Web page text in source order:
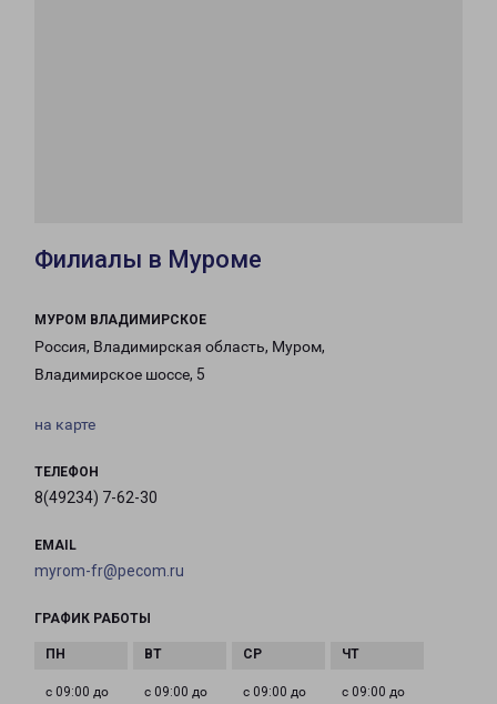
Филиалы в Муроме
МУРОМ ВЛАДИМИРСКОЕ
Россия, Владимирская область, Муром,
Владимирское шоссе, 5
на карте
ТЕЛЕФОН
8(49234) 7-62-30
EMAIL
myrom-fr@pecom.ru
ГРАФИК РАБОТЫ
с 09:00 до
с 09:00 до
с 09:00 до
с 09:00 до